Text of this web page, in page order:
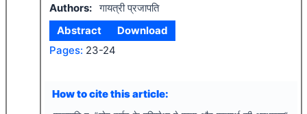
Authors: गायत्री प्रजापति
Abstract
Download
Pages: 23-24
How to cite this article: